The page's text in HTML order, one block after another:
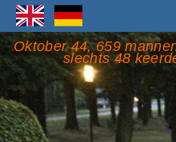
Oktober 44, 659
slechts 48